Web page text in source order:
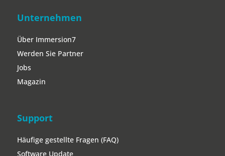
Unternehmen
Über Immersion7
Werden Sie Partner
Jobs
Magazin
Support
Häufige gestellte Fragen (FAQ)
Software Update